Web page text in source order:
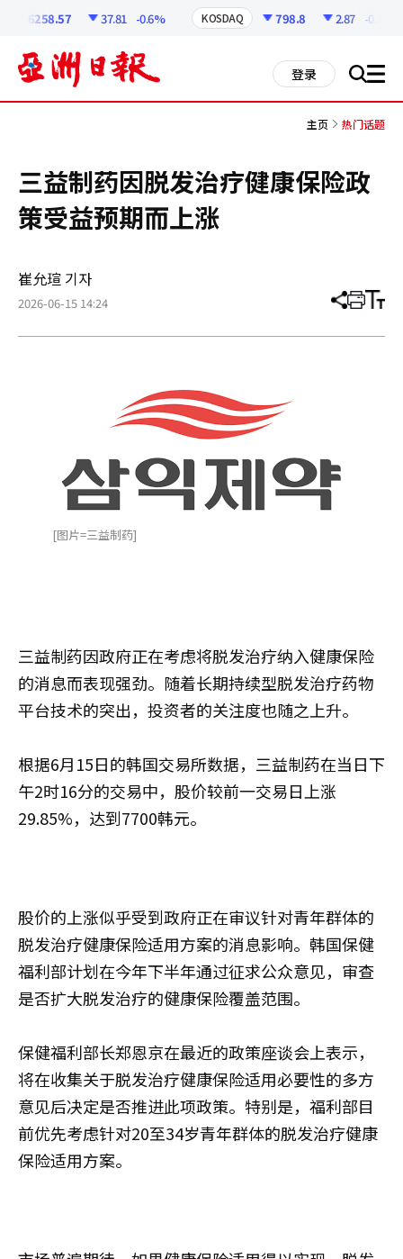
6258.57 37.81 -0.6% KOSDAQ 798.8 2.87 -0.36%
登录 搜 all
主页 热门话题
三益制药因脱发治疗健康保险政
策受益预期而上涨
崔允瑄 기자
2026-06-15 14:24 分
章
打 调
小
[图片=三益制药]
三益制药因政府正在考虑将脱发治疗纳入健康保险
的消息而表现强劲。随着长期持续型脱发治疗药物
平台技术的突出，投资者的关注度也随之上升。
根据6月15日的韩国交易所数据，三益制药在当日下
午2时16分的交易中，股价较前一交易日上涨
29.85%，达到7700韩元。
股价的上涨似乎受到政府正在审议针对青年群体的
脱发治疗健康保险适用方案的消息影响。韩国保健
福利部计划在今年下半年通过征求公众意见，审查
是否扩大脱发治疗的健康保险覆盖范围。
保健福利部长郑恩京在最近的政策座谈会上表示，
将在收集关于脱发治疗健康保险适用必要性的多方
意见后决定是否推进此项政策。特别是，福利部目
前优先考虑针对20至34岁青年群体的脱发治疗健康
保险适用方案。